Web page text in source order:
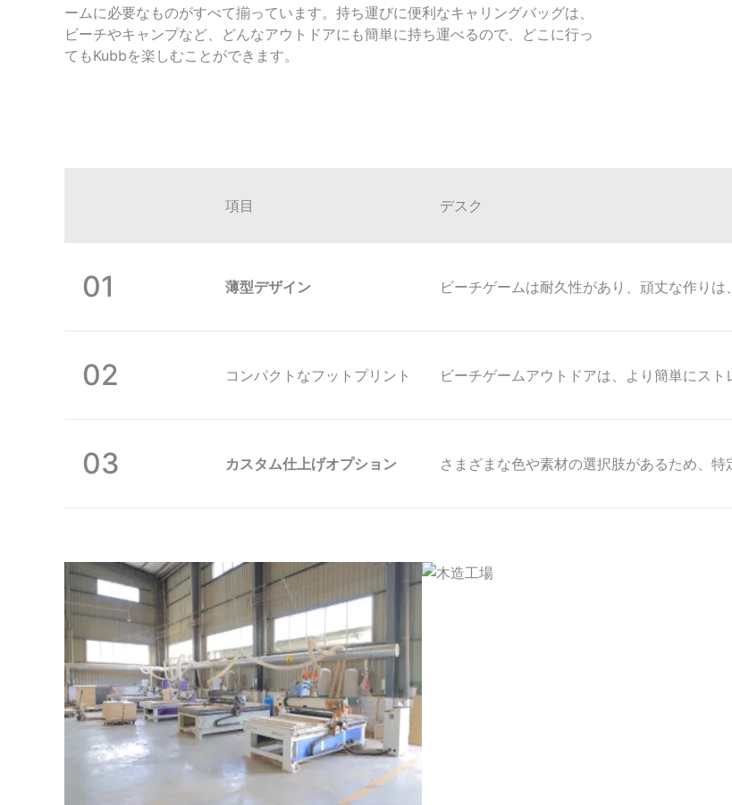
ームに必要なものがすべて揃っています。持ち運びに便利なキャリングバッグは、
ビーチやキャンプなど、どんなアウトドアにも簡単に持ち運べるので、どこに行っ
てもKubbを楽しむことができます。
項目 デスク
01 薄型デザイン ビーチゲームは耐久性があり、頑丈な作りは
02 コンパクトなフットプリント ビーチゲームアウトドアは、より簡単にスト
03 カスタム仕上げオプション さまざまな色や素材の選択肢があるため、